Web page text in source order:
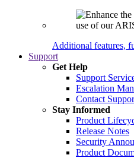
Additional features,
Support
Get Help
Support
Escalation
Contact
Stay Informed
Product
Release Notes
Security
Product